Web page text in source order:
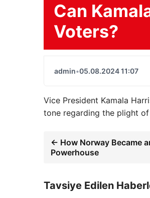
Can
Voters?
admin•05.08.2024 11:07
Vice President Kamala
tone regarding the plight of
← How Norway Became
Powerhouse
Tavsiye Edilen